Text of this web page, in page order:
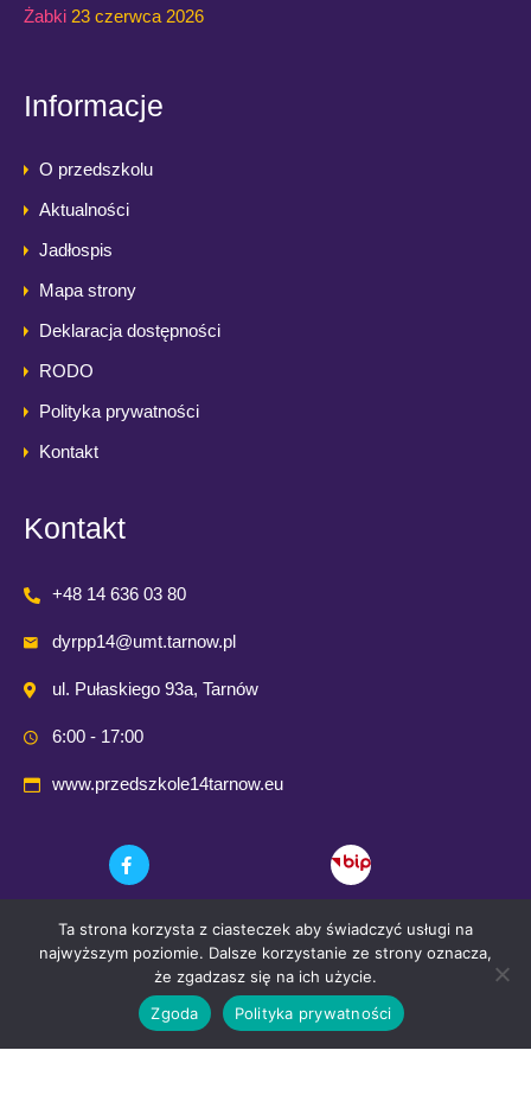
Żabki 23 czerwca 2026
Informacje
O przedszkolu
Aktualności
Jadłospis
Mapa strony
Deklaracja dostępności
RODO
Polityka prywatności
Kontakt
Kontakt
+48 14 636 03 80
dyrpp14@umt.tarnow.pl
ul. Pułaskiego 93a, Tarnów
6:00 - 17:00
www.przedszkole14tarnow.eu
© 2021 Przedszkole Publiczne nr. 14 w Tarnowie
Ta strona korzysta z ciasteczek aby świadczyć usługi na
najwyższym poziomie. Dalsze korzystanie ze strony oznacza,
że zgadzasz się na ich użycie.
Zgoda
Polityka prywatności